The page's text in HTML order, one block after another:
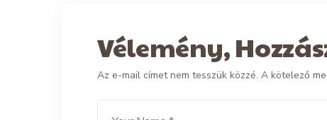
Vélemény,
Az e-mail címet nem tesszük közzé. A kötelező